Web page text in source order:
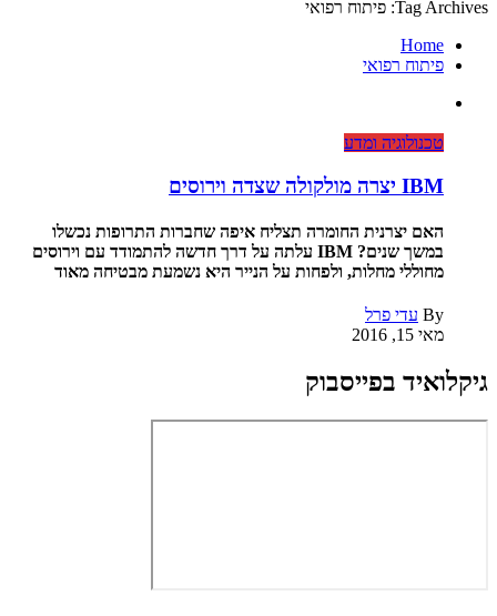
Tag Archives: פיתוח רפואי
Home
פיתוח רפואי
טכנולוגיה ומדע
IBM יצרה מולקולה שצדה וירוסים
האם יצרנית החומרה תצליח איפה שחברות התרופות נכשלו
במשך שנים? IBM עלתה על דרך חדשה להתמודד עם וירוסים
מחוללי מחלות, ולפחות על הנייר היא נשמעת מבטיחה מאוד
By עדי פרל
מאי 15, 2016
גיקלואיד בפייסבוק